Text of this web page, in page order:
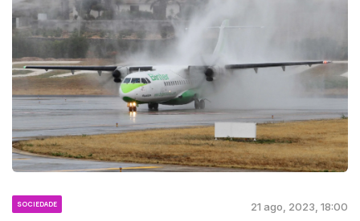
SOCIEDADE 21 ago, 2023, 18:00